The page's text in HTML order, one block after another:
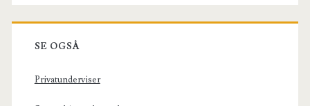
SE OGSÅ
Privatunderviser